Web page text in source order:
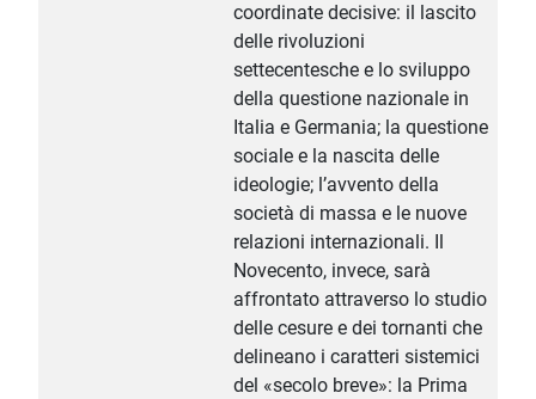
coordinate decisive: il lascito
delle rivoluzioni
settecentesche e lo sviluppo
della questione nazionale in
Italia e Germania; la questione
sociale e la nascita delle
ideologie; l’avvento della
società di massa e le nuove
relazioni internazionali. Il
Novecento, invece, sarà
affrontato attraverso lo studio
delle cesure e dei tornanti che
delineano i caratteri sistemici
del «secolo breve»: la Prima